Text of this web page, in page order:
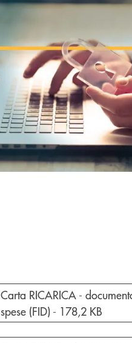
apre documento in una
Carta RICARICA -
spese (FID) - 178,2 KB